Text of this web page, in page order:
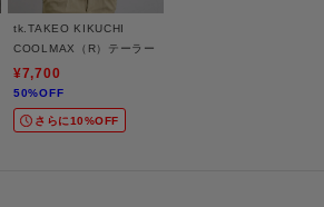
なります
取り入れ、日本独自のミックススタイルを提案
スラックス
tk.TAKEO KIKUCHI
COOLMAX（R）テーラードジャケット
¥7,700
50%OFF
さらに10%OFF